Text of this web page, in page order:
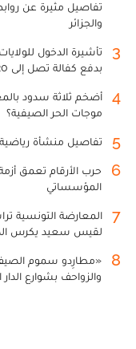
تفاصيل مثيرة عن
والجزائر
3
بدفع كفالة تصل إلى 20 ألف دولار
4
أضخم ثلاثة سدود
موجات الحر الصيفية؟
5 تفاصيل منشأة رياضية
6
حرب الأرقام تعمق
المؤسساتي
7
المعارضة التونسية
لقيس سعيد يكرس
8
«مطارِدو سموم
والزواحف بشوارع الدار